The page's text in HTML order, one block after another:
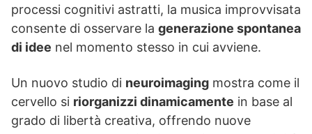
processi cognitivi astratti, la musica improvvisata
consente di osservare la generazione spontanea
di idee nel momento stesso in cui avviene.
Un nuovo studio di neuroimaging mostra come il
cervello si riorganizzi dinamicamente in base al
grado di libertà creativa, offrendo nuove